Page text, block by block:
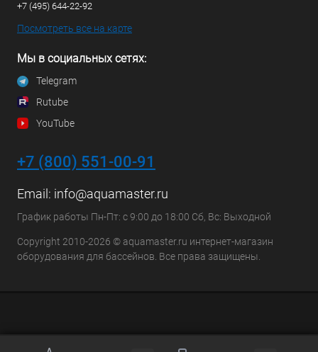
+7 (495) 644-22-92
Посмотреть все на карте
Мы в социальных сетях:
Telegram
Rutube
YouTube
+7 (800) 551-00-91
Email: info@aquamaster.ru
График работы Пн-Пт: с 9:00 до 18:00 Сб, Вс: Выходной
Copyright 2010-2026 © aquamaster.ru интернет-магазин
оборудования для бассейнов. Все права защищены.